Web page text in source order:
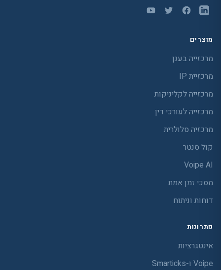
מוצרים
מרכזייה בענן
מרכזיית IP
מרכזייה לקליניקות
מרכזייה לעורכי דין
מרכזיה סלולרית
קול סנטר
Voipe AI
מסכי זמן אמת
דוחות וניתוח
פתרונות
אינטגרציות
Voipe ו-Smarticks